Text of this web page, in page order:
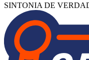
SINTONIA DE